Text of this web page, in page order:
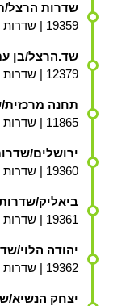
שדרות הרצל/
19359 | שדרות הרצל, אשדוד
שד.הרצל/בן
12379 | שדרות הרצל, אשדוד
תחנה
11865 | שדרות הרצל, אשדוד
ירושלים/
19360 | שדרות הרצל, אשדוד
ביאליק/
19361 | שדרות הרצל, אשדוד
יהודה הלוי/
19362 | שדרות הרצל, אשדוד
יצחק הנשיא/